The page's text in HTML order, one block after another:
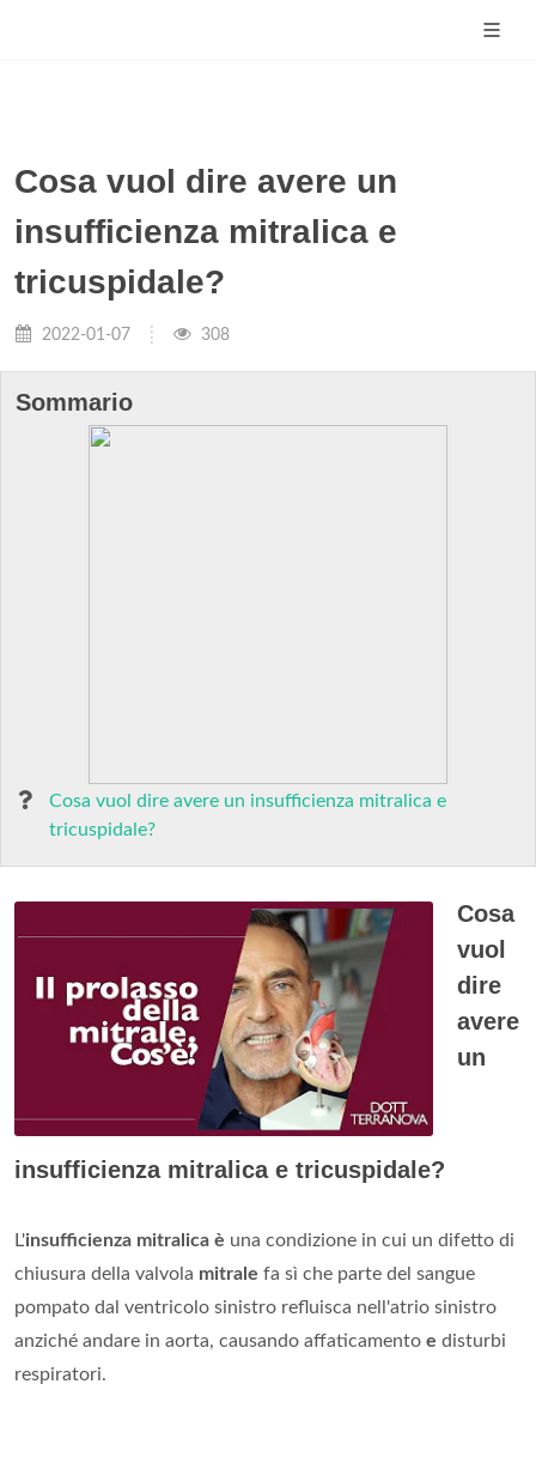
Cosa vuol dire avere un
insufficienza mitralica e
tricuspidale?
2022-01-07 308
Sommario
Cosa vuol dire avere un insufficienza mitralica e
tricuspidale?
Cosa
vuol
dire
avere
un
insufficienza mitralica e tricuspidale?
L'insufficienza mitralica è una condizione in cui un difetto di
chiusura della valvola mitrale fa sì che parte del sangue
pompato dal ventricolo sinistro refluisca nell'atrio sinistro
anziché andare in aorta, causando affaticamento e disturbi
respiratori.